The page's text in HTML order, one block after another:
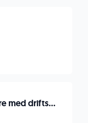
Butikssäljare med driftsansvar